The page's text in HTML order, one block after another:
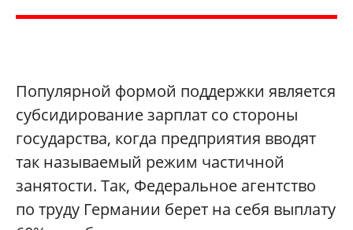
Популярной формой поддержки является
субсидирование зарплат со стороны
государства, когда предприятия вводят
так называемый режим частичной
занятости. Так, Федеральное агентство
по труду Германии берет на себя выплату